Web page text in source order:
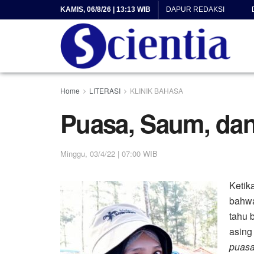
KAMIS, 06/8/26 | 13:13 WIB DAPUR REDAKSI
Home LITERASI KLINIK BAHASA
Puasa, Saum,
Minggu, 03/4/22 | 07:00 WIB
tahu